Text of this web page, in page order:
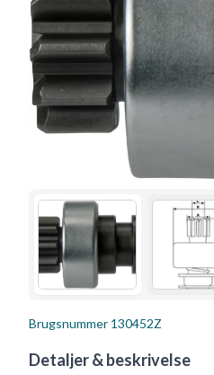
Brugsnummer 130452Z
Detaljer & beskrivelse